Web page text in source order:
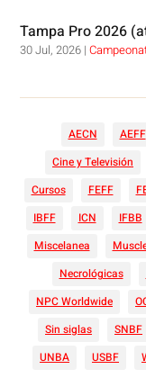
Tampa Pro 2026
30 Jul, 2026 |
AECN AEFF
Cine y Televisión
Cursos
FEFF
IBFF
ICN IFBB
Miscelanea
Necrológicas
NPC Worldwide
Sin siglas
SNBF
UNBA
USBF